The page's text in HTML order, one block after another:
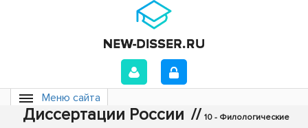
Меню сайта
Диссертации России // 10 - Филологические